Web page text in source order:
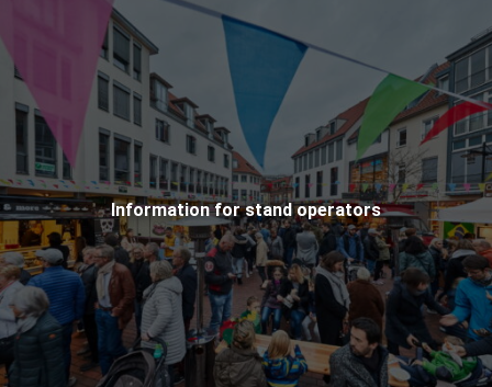
In­for­ma­tion for stand op­er­a­tors